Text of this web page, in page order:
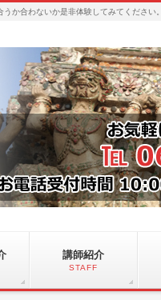
か合わないか是非体験してみてください。
講師紹介
STAFF